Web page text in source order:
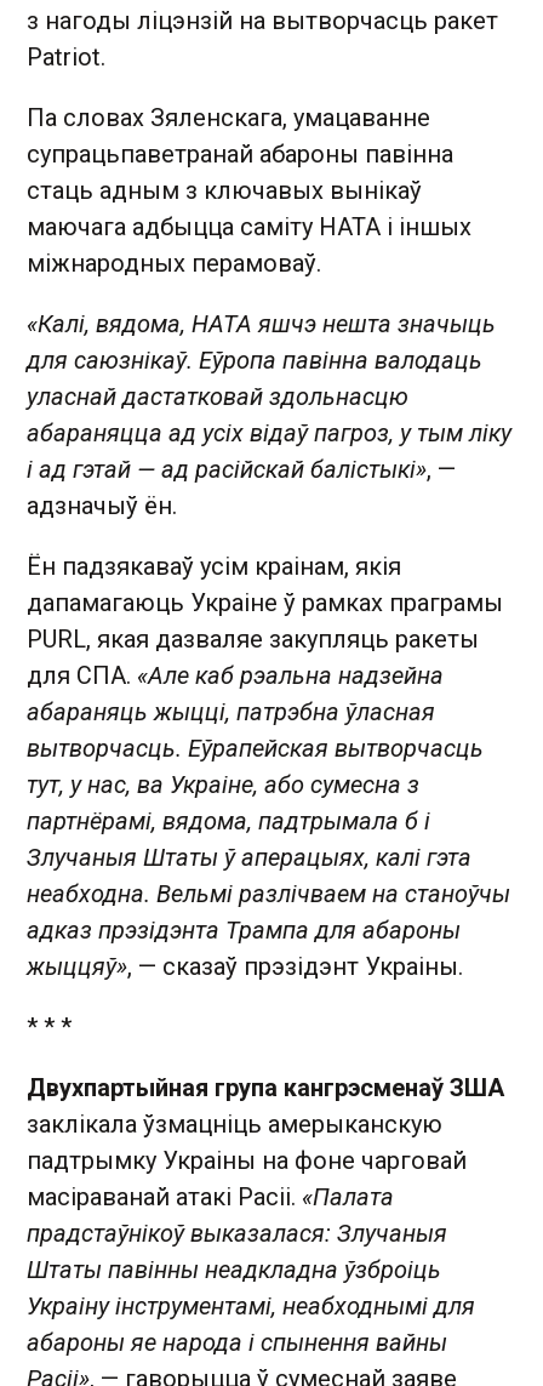
з нагоды ліцэнзій на вытворчасць ракет
Patriot.
Па словах Зяленскага, умацаванне
супрацьпаветранай абароны павінна
стаць адным з ключавых вынікаў
маючага адбыцца саміту НАТА і іншых
міжнародных перамоваў.
«Калі, вядома, НАТА яшчэ нешта значыць
для саюзнікаў. Еўропа павінна валодаць
уласнай дастатковай здольнасцю
абараняцца ад усіх відаў пагроз, у тым ліку
і ад гэтай — ад расійскай балістыкі», —
адзначыў ён.
Ён падзякаваў усім краінам, якія
дапамагаюць Украіне ў рамках праграмы
PURL, якая дазваляе закупляць ракеты
для СПА. «Але каб рэальна надзейна
абараняць жыцці, патрэбна ўласная
вытворчасць. Еўрапейская вытворчасць
тут, у нас, ва Украіне, або сумесна з
партнёрамі, вядома, падтрымала б і
Злучаныя Штаты ў аперацыях, калі гэта
неабходна. Вельмі разлічваем на станоўчы
адказ прэзідэнта Трампа для абароны
жыццяў», — сказаў прэзідэнт Украіны.
* * *
Двухпартыйная група кангрэсменаў ЗША
заклікала ўзмацніць амерыканскую
падтрымку Украіны на фоне чарговай
масіраванай атакі Расіі. «Палата
прадстаўнікоў выказалася: Злучаныя
Штаты павінны неадкладна ўзброіць
Украіну інструментамі, неабходнымі для
абароны яе народа і спынення вайны
Расіі», — гаворыцца ў сумеснай заяве